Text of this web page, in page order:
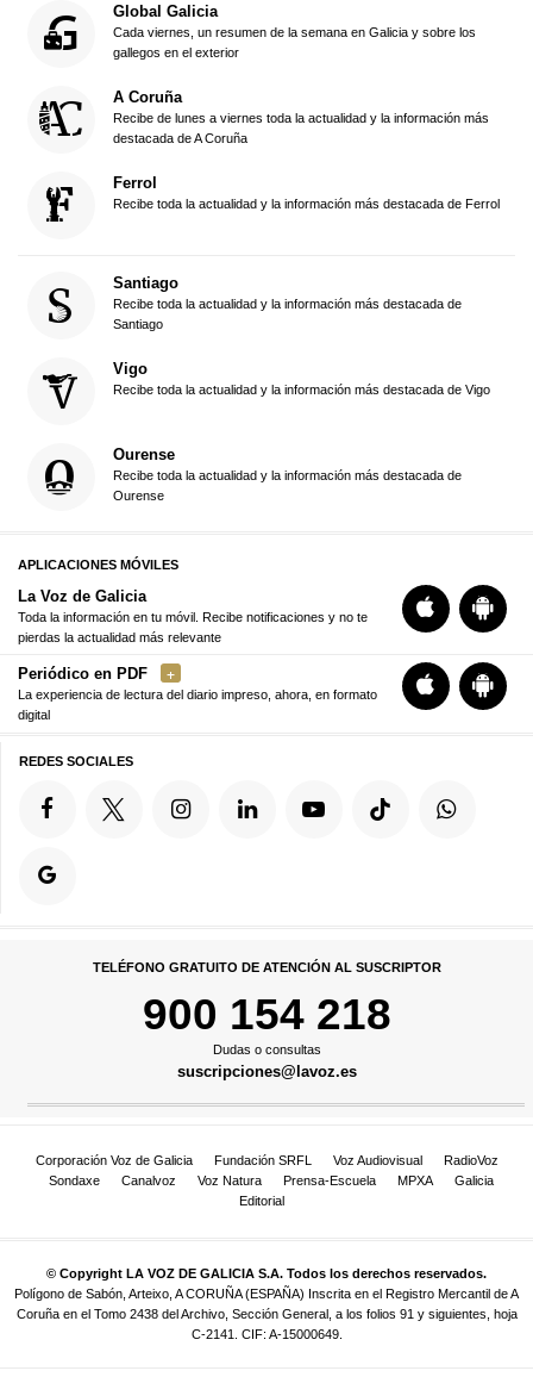
Global Galicia
Cada viernes, un resumen de la semana en Galicia y sobre los
gallegos en el exterior
A Coruña
Recibe de lunes a viernes toda la actualidad y la información más
destacada de A Coruña
Ferrol
Recibe toda la actualidad y la información más destacada de Ferrol
Santiago
Recibe toda la actualidad y la información más destacada de
Santiago
Vigo
Recibe toda la actualidad y la información más destacada de Vigo
Ourense
Recibe toda la actualidad y la información más destacada de
Ourense
APLICACIONES MÓVILES
La Voz de Galicia
Toda la información en tu móvil. Recibe notificaciones y no te
pierdas la actualidad más relevante
Periódico en PDF
La experiencia de lectura del diario impreso, ahora, en formato
digital
REDES SOCIALES
TELÉFONO GRATUITO DE ATENCIÓN AL SUSCRIPTOR
900 154 218
Dudas o consultas
suscripciones@lavoz.es
Corporación Voz de Galicia Fundación SRFL Voz Audiovisual
RadioVoz
Sondaxe
Canalvoz Voz Natura Prensa-Escuela MPXA
Galicia
Editorial
© Copyright LA VOZ DE GALICIA S.A. Todos los derechos reservados.
Polígono de Sabón, Arteixo, A CORUÑA (ESPAÑA) Inscrita en el Registro Mercantil de A
Coruña en el Tomo 2438 del Archivo, Sección General, a los folios 91 y siguientes, hoja
C-2141. CIF: A-15000649.